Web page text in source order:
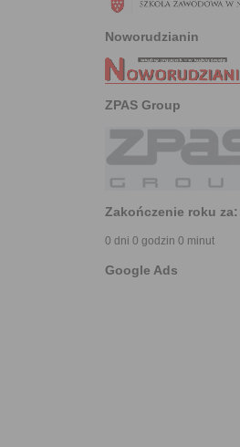
Noworudzianin
ZPAS Group
Zakończenie roku za:
0 dni 0 godzin 0 minut
Google Ads